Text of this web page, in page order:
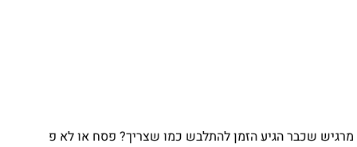
שכבר הגיע הזמן להתלבש כמו שצריך? פסח או לא פ